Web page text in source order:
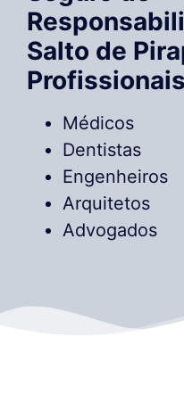
Salto de
Médicos
Dentistas
Engenheiros
Arquitetos
Advogados